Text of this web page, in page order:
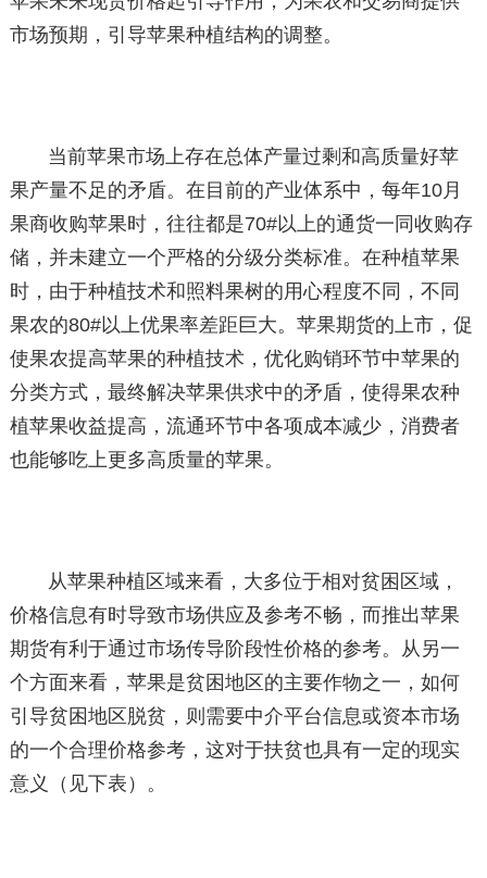
市场预期，引导苹果种植结构的调整。
当前苹果市场上存在总体产量过剩和高质量好苹
果产量不足的矛盾。在目前的产业体系中，每年10月
果商收购苹果时，往往都是70#以上的通货一同收购存
储，并未建立一个严格的分级分类标准。在种植苹果
时，由于种植技术和照料果树的用心程度不同，不同
果农的80#以上优果率差距巨大。苹果期货的上市，促
使果农提高苹果的种植技术，优化购销环节中苹果的
分类方式，最终解决苹果供求中的矛盾，使得果农种
植苹果收益提高，流通环节中各项成本减少，消费者
也能够吃上更多高质量的苹果。
从苹果种植区域来看，大多位于相对贫困区域，
价格信息有时导致市场供应及参考不畅，而推出苹果
期货有利于通过市场传导阶段性价格的参考。从另一
个方面来看，苹果是贫困地区的主要作物之一，如何
引导贫困地区脱贫，则需要中介平台信息或资本市场
的一个合理价格参考，这对于扶贫也具有一定的现实
意义（见下表）。